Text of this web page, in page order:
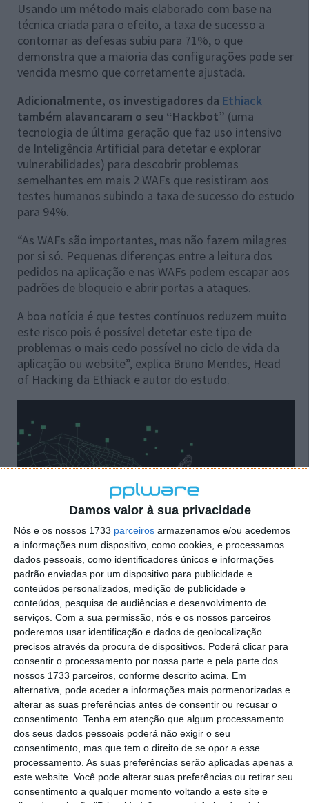
Damos valor à sua privacidade
Nós e os nossos 1733 parceiros armazenamos e/ou acedemos
a informações num dispositivo, como cookies, e processamos
dados pessoais, como identificadores únicos e informações
padrão enviadas por um dispositivo para publicidade e
conteúdos personalizados, medição de publicidade e
conteúdos, pesquisa de audiências e desenvolvimento de
serviços. Com a sua permissão, nós e os nossos parceiros
poderemos usar identificação e dados de geolocalização
precisos através da procura de dispositivos. Poderá clicar para
consentir o processamento por nossa parte e pela parte dos
nossos 1733 parceiros, conforme descrito acima. Em
alternativa, pode aceder a informações mais pormenorizadas e
alterar as suas preferências antes de consentir ou recusar o
consentimento. Tenha em atenção que algum processamento
dos seus dados pessoais poderá não exigir o seu
consentimento, mas que tem o direito de se opor a esse
processamento. As suas preferências serão aplicadas apenas a
este website. Você pode alterar suas preferências ou retirar seu
consentimento a qualquer momento voltando a este site e
Usando um método mais elaborado com base na
técnica criada para o efeito, a taxa de sucesso a
contornar as defesas subiu para 71%, o que
demonstra que a maioria das configurações pode ser
vencida mesmo que corretamente ajustada.
Adicionalmente, os investigadores da Ethiack
também alavancaram o seu “Hackbot” (uma
tecnologia de última geração que faz uso intensivo
de Inteligência Artificial para detetar e explorar
vulnerabilidades) para descobrir problemas
semelhantes em mais 2 WAFs que resistiram aos
testes humanos subindo a taxa de sucesso do estudo
para 94%.
“As WAFs são importantes, mas não fazem milagres
por si só. Pequenas diferenças entre a leitura dos
pedidos na aplicação e nas WAFs podem escapar aos
padrões de bloqueio e abrir portas a ataques.
A boa notícia é que testes contínuos reduzem muito
este risco pois é possível detetar este tipo de
problemas o mais cedo possível no ciclo de vida da
aplicação ou website”, explica Bruno Mendes, Head
of Hacking da Ethiack e autor do estudo.
Como foi feito o estudo pela Ethiack?
Os investigadores da Ethiack desenvolveram
manualmente três tipos de casos de teste de injeção
de JavaScript, usando uma técnica conhecida como
poluição de parâmetros (repetir o mesmo parâmetro
várias vezes), que se revelou especialmente eficaz
porque muitas WAFs analisam cada parâmetro
isoladamente e não têm em conta o efeito
combinado no lado da aplicação. Nos testes mais
simples sem esta técnica, a taxa de sucesso foi de
17,6%. No cenário mais avançado, subiu para 70,6%.
Além dos testes manuais, a Ethiack utilizou também
o seu “Hackbot” para explorar variações que